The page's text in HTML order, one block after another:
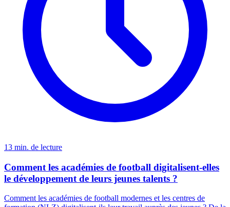
13 min. de lecture
Comment les académies de football digitalisent-elles
le développement de leurs jeunes talents ?
Comment les académies de football modernes et les centres de